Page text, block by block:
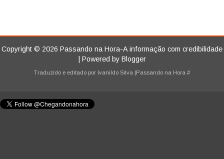
Copyright © 2026 Passando na Hora-A informação com credibilidade
| Powered by Blogger
Traduzido e editado por Ivanildo Silva |Passando na Hora #